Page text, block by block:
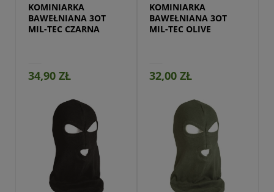
KOMINIARKA
BAWEŁNIANA 3OT
MIL-TEC CZARNA
34,90 ZŁ
KOMINIARKA
BAWEŁNIANA 3OT
MIL-TEC OLIVE
32,00 ZŁ